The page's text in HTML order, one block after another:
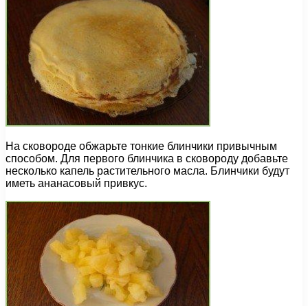
На сковороде обжарьте тонкие блинчики привычным
способом. Для первого блинчика в сковороду добавьте
несколько капель растительного масла. Блинчики будут
иметь ананасовый привкус.